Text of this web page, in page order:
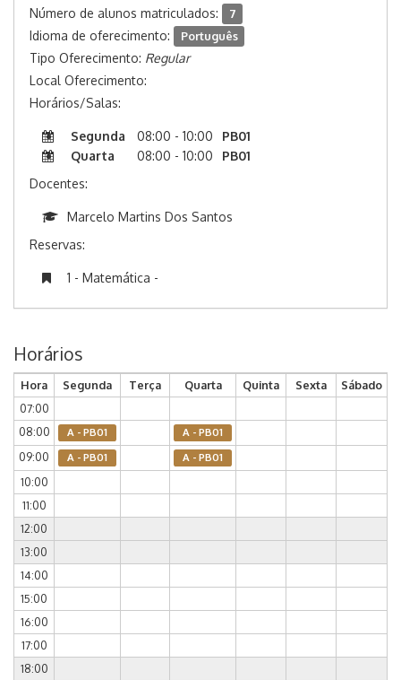
Número de alunos matriculados: 7
Idioma de oferecimento: Português
Tipo Oferecimento: Regular
Local Oferecimento:
Horários/Salas:
Segunda 08:00 - 10:00
PB01
Quarta
08:00 - 10:00
PB01
Docentes:
Marcelo Martins Dos Santos
Reservas:
1 - Matemática -
Horários
Hora Segunda Terça Quarta Quinta Sexta
Sábado
07:00
08:00
A - PB01 A - PB01
09:00 A - PB01 A - PB01
10:00
11:00
12:00
13:00
14:00
15:00
16:00
17:00
18:00